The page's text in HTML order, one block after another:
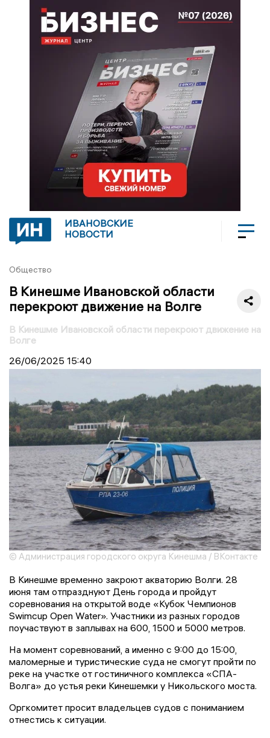
ИВАНОВСКИЕ
НОВОСТИ
Общество
В Кинешме Ивановской области
перекроют движение на Волге
В Кинешме Ивановской области перекроют движение на
Волге
26/06/2025 15:40
© Администрация городского округа Кинешма / ВКонтакте
В Кинешме временно закроют акваторию Волги. 28
июня там отпразднуют День города и пройдут
соревнования на открытой воде «Кубок Чемпионов
Swimcup Open Water». Участники из разных городов
поучаствуют в заплывах на 600, 1500 и 5000 метров.
На момент соревнований, а именно с 9:00 до 15:00,
маломерные и туристические суда не смогут пройти по
реке на участке от гостиничного комплекса «СПА-
Волга» до устья реки Кинешемки у Никольского моста.
Оргкомитет просит владельцев судов с пониманием
отнестись к ситуации.